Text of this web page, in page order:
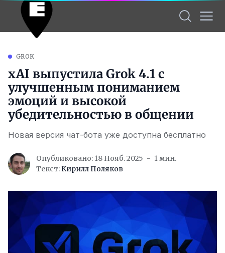
GROK
xAI выпустила Grok 4.1 с
улучшенным пониманием
эмоций и высокой
убедительностью в общении
Новая версия чат-бота уже доступна бесплатно
Опубликовано: 18 Нояб. 2025
1 мин.
Текст: Кирилл Поляков